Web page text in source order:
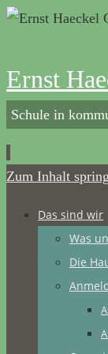
Ernst
Schule in
Zum Inhalt
Das sind wir
Was
Die